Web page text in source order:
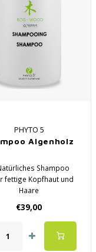
PHYTO 5
Algenholz
Shampoo
fettige Kopfhaut und
Haare
die Talgproduktion
Glanz und natürliche
Pflege
€39,00